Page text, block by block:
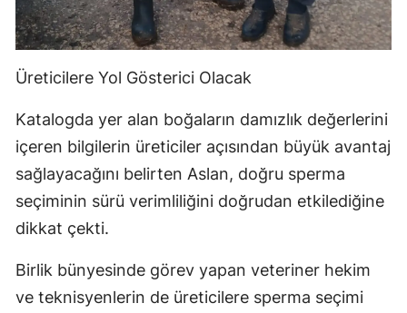
Üreticilere Yol Gösterici Olacak
Katalogda yer alan boğaların damızlık değerlerini
içeren bilgilerin üreticiler açısından büyük avantaj
sağlayacağını belirten Aslan, doğru sperma
seçiminin sürü verimliliğini doğrudan etkilediğine
dikkat çekti.
Birlik bünyesinde görev yapan veteriner hekim
ve teknisyenlerin de üreticilere sperma seçimi